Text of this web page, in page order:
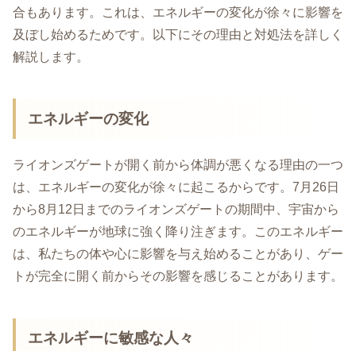
合もあります。これは、エネルギーの変化が徐々に影響を
及ぼし始めるためです。以下にその理由と対処法を詳しく
解説します。
エネルギーの変化
ライオンズゲートが開く前から体調が悪くなる理由の一つ
は、エネルギーの変化が徐々に起こるからです。7月26日
から8月12日までのライオンズゲートの期間中、宇宙から
のエネルギーが地球に強く降り注ぎます。このエネルギー
は、私たちの体や心に影響を与え始めることがあり、ゲー
トが完全に開く前からその影響を感じることがあります。
エネルギーに敏感な人々